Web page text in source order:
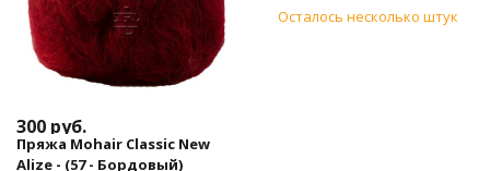
300 руб.
Пряжа Mohair Classic New
Alize - (57 - Бордовый)
Осталось несколько штук